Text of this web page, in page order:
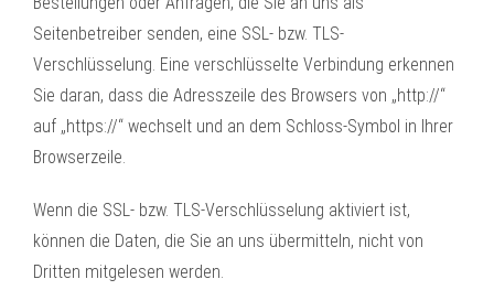
Seitenbetreiber senden, eine SSL- bzw. TLS-
Verschlüsselung. Eine verschlüsselte Verbindung erkennen
Sie daran, dass die Adresszeile des Browsers von „http://“
auf „https://“ wechselt und an dem Schloss-Symbol in Ihrer
Browserzeile.
Wenn die SSL- bzw. TLS-Verschlüsselung aktiviert ist,
können die Daten, die Sie an uns übermitteln, nicht von
Dritten mitgelesen werden.